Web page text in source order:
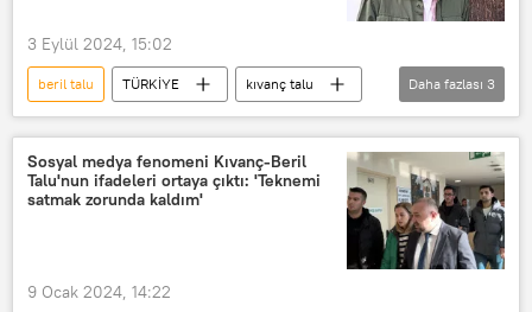
3 Eylül 2024, 15:02
beril talu TÜRKİYE
kıvanç talu
iddianame
Yargılama
Dolandırıcılık
Daha fazlası 3
Sosyal medya fenomeni Kıvanç-Beril
Talu'nun ifadeleri ortaya çıktı: 'Teknemi
satmak zorunda kaldım'
9 Ocak 2024, 14:22